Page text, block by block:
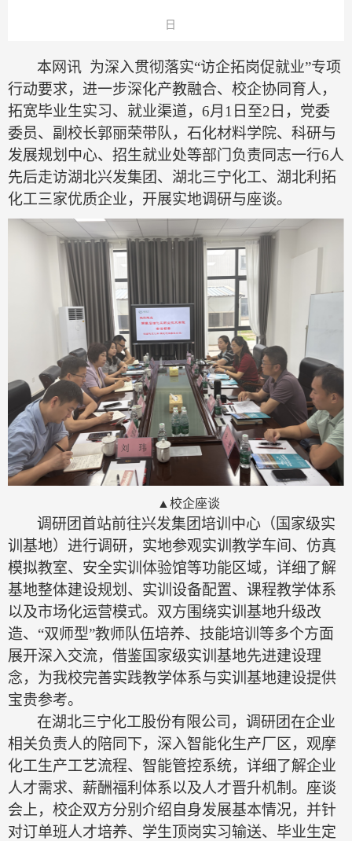
日
本网讯 为深入贯彻落实“访企拓岗促就业”专项
行动要求，进一步深化产教融合、校企协同育人，
拓宽毕业生实习、就业渠道，6月1日至2日，党委
委员、副校长郭丽荣带队，石化材料学院、科研与
发展规划中心、招生就业处等部门负责同志一行6人
先后走访湖北兴发集团、湖北三宁化工、湖北利拓
化工三家优质企业，开展实地调研与座谈。
▲校企座谈
调研团首站前往兴发集团培训中心（国家级实
训基地）进行调研，实地参观实训教学车间、仿真
模拟教室、安全实训体验馆等功能区域，详细了解
基地整体建设规划、实训设备配置、课程教学体系
以及市场化运营模式。双方围绕实训基地升级改
造、 “双师型”教师队伍培养、技能培训等多个方面
展开深入交流，借鉴国家级实训基地先进建设理
念，为我校完善实践教学体系与实训基地建设提供
宝贵参考。
在湖北三宁化工股份有限公司，调研团在企业
相关负责人的陪同下，深入智能化生产厂区，观摩
化工生产工艺流程、智能管控系统，详细了解企业
人才需求、薪酬福利体系以及人才晋升机制。座谈
会上，校企双方分别介绍自身发展基本情况，并针
对订单班人才培养、学生顶岗实习输送、毕业生定